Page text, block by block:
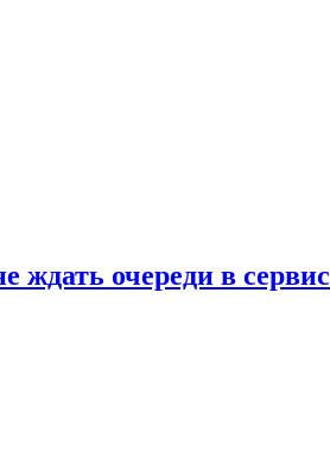
ждать очереди в сервис